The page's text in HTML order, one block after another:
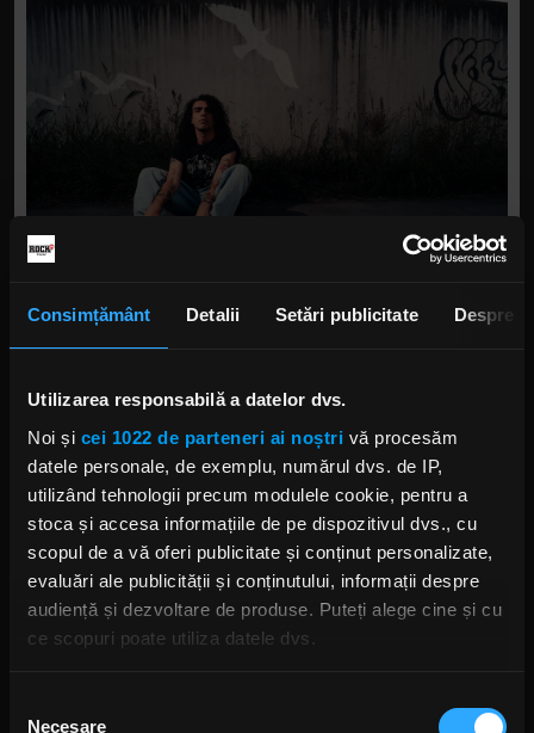
Consimțământ Detalii Setări publicitate Despre
Utilizarea responsabilă a datelor dvs.
Noi și cei 1022 de parteneri ai noștri vă procesăm
datele personale, de exemplu, numărul dvs. de IP,
utilizând tehnologii precum modulele cookie, pentru a
stoca și accesa informațiile de pe dispozitivul dvs., cu
scopul de a vă oferi publicitate și conținut personalizate,
evaluări ale publicității și conținutului, informații despre
audiență și dezvoltare de produse. Puteți alege cine și cu
ce scopuri poate utiliza datele dvs.
Să colectăm informațiile cu privire la locația dvs.
Necesare
Vei vorbi la MMB într-un panel despre riscurile
exprimă opiniile politice sau sociale. Tu ai făcut
asta de multe ori pe scenă. Ți-a fost vreodată
teamă că mesajele tale ar putea să-ți închidă uși
sau să îți alieneze publicul?
Sincer, nu m-a îngrijorat niciodată. Dacă un
public încetează să mă urmeze pentru că
vorbesc despre egalitate de gen, Gaza, Ucraina,
realitatea artiștilor migranți, inegalități, unitate,
sănătate mintală și conștientizare socială, atunci